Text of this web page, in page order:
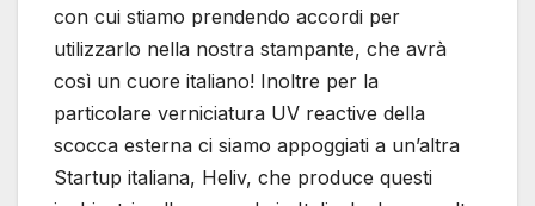
con cui stiamo prendendo accordi per
utilizzarlo nella nostra stampante, che avrà
così un cuore italiano! Inoltre per la
particolare verniciatura UV reactive della
scocca esterna ci siamo appoggiati a un’altra
Startup italiana, Heliv, che produce questi